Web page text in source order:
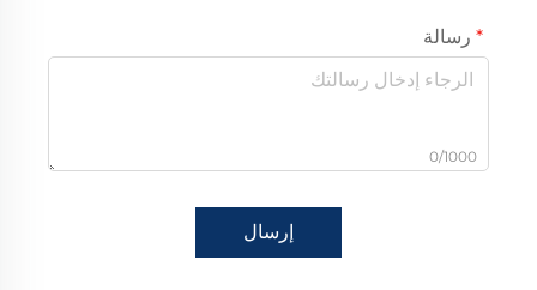
رسالة
0/1000
إرسال